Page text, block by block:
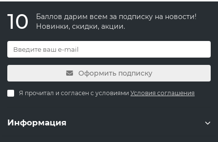
10
Баллов дарим всем за подписку на новости!
Новинки, скидки, акции.
Оформить подписку
Я прочитал и согласен с условиями Условия соглашения
Информация